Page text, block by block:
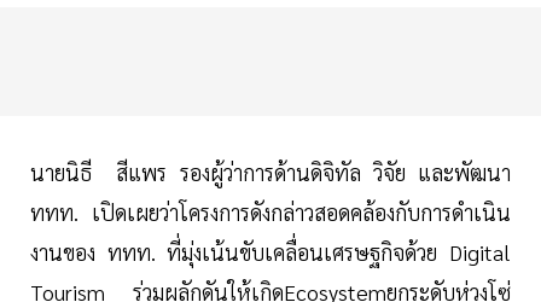
นายนิธี สีแพร รองผู้ว่าการด้านดิจิทัล วิจัย และพัฒนา
ททท. เปิดเผยว่าโครงการดังกล่าวสอดคล้องกับการดำเนิน
งานของ ททท. ที่มุ่งเน้นขับเคลื่อนเศรษฐกิจด้วย Digital
Tourism ร่วมผลักดันให้เกิดEcosystemยกระดับห่วงโซ่